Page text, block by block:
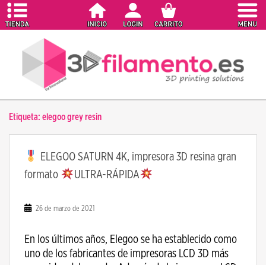
Etiqueta: elegoo grey resin
ELEGOO SATURN 4K, impresora 3D resina gran
formato
ULTRA-RÁPIDA
26 de marzo de 2021
En los últimos años, Elegoo se ha establecido como
uno de los fabricantes de impresoras LCD 3D más